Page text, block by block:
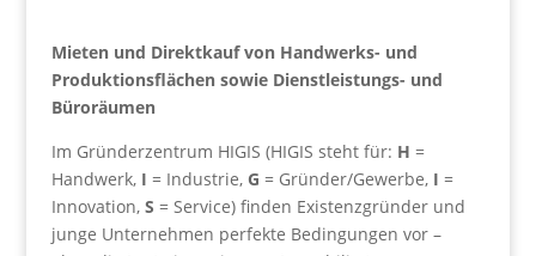
Mieten und Direktkauf von Handwerks- und
Produktionsflächen sowie Dienstleistungs- und
Büroräumen
Im Gründerzentrum HIGIS (HIGIS steht für: H =
Handwerk, I = Industrie, G = Gründer/Gewerbe, I =
Innovation, S = Service) finden Existenzgründer und
junge Unternehmen perfekte Bedingungen vor –